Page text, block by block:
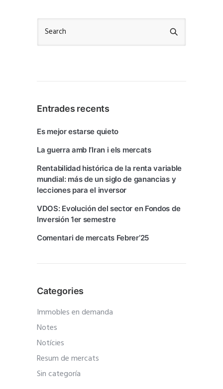
Entrades recents
Es mejor estarse quieto
La guerra amb l’Iran i els mercats
Rentabilidad histórica de la renta variable
mundial: más de un siglo de ganancias y
lecciones para el inversor
VDOS: Evolución del sector en Fondos de
Inversión 1er semestre
Comentari de mercats Febrer’25
Categories
Immobles en demanda
Notes
Notícies
Resum de mercats
Sin categoría